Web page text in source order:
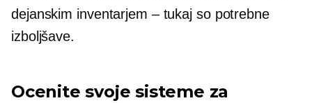
dejanskim inventarjem – tukaj so potrebne
izboljšave.
Ocenite svoje sisteme za